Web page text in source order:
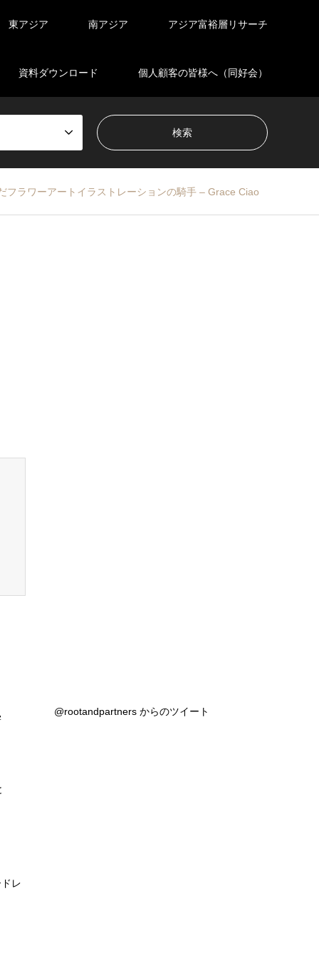
東アジア 南アジア アジア富裕層リサーチ
資料ダウンロード 個人顧客の皆様へ（同好会）
フラワーアートイラストレーションの騎手 – Grace Ciao
レ
@rootandpartners からのツイート